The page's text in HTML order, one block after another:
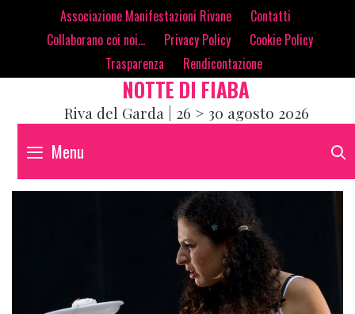
contenutoAssociazione Manifestazioni Rivane
Contatti
Collaborano coi noi…
Privacy Policy
Cookie Policy
Trasparenza
Rendicontazione
NOTTE DI FIABA
Riva del Garda | 26 > 30 agosto 2026
Menu